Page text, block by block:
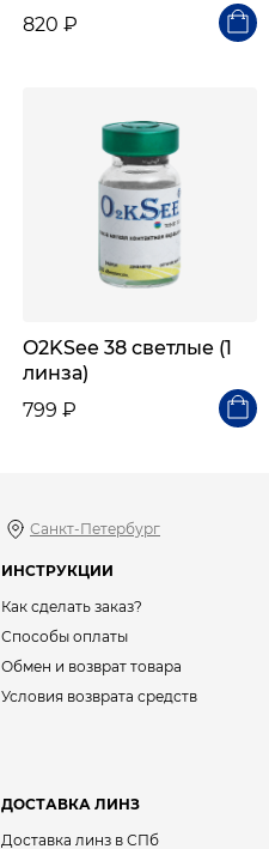
820 ₽
O2KSee 38 светлые (1
линза)
799 ₽
Санкт-Петербург
ИНСТРУКЦИИ
Как сделать заказ?
Способы оплаты
Обмен и возврат товара
Условия возврата средств
ДОСТАВКА ЛИНЗ
Доставка линз в СПб